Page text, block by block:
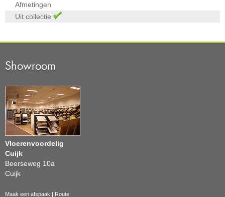
Afmetingen
Uit collectie
Showroom
Vloerenvoordelig
Cuijk
Beerseweg 10a
Cuijk
Maak een afspaak Route